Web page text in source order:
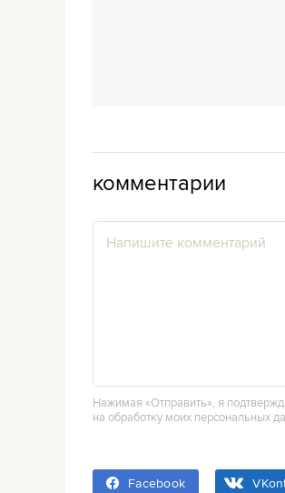
комментарии
Нажимая «Отправить», я
на обработку моих персональных
Facebook